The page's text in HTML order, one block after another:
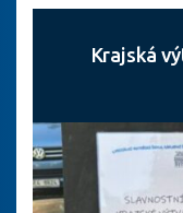
Krajská